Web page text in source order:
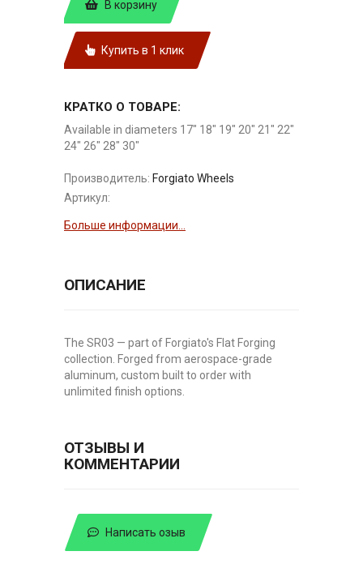
В корзину
Купить в 1 клик
КРАТКО О ТОВАРЕ:
Available in diameters 17" 18" 19" 20" 21" 22"
24" 26" 28" 30"
Производитель: Forgiato Wheels
Артикул:
Больше информации...
ОПИСАНИЕ
The SR03 — part of Forgiato's Flat Forging
collection. Forged from aerospace-grade
aluminum, custom built to order with
unlimited finish options.
ОТЗЫВЫ И
КОММЕНТАРИИ
Написать озыв